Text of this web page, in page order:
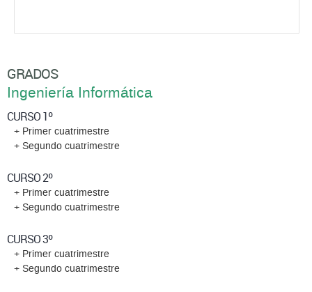
GRADOS
Ingeniería Informática
CURSO 1º
+ Primer cuatrimestre
+ Segundo cuatrimestre
CURSO 2º
+ Primer cuatrimestre
+ Segundo cuatrimestre
CURSO 3º
+ Primer cuatrimestre
+ Segundo cuatrimestre